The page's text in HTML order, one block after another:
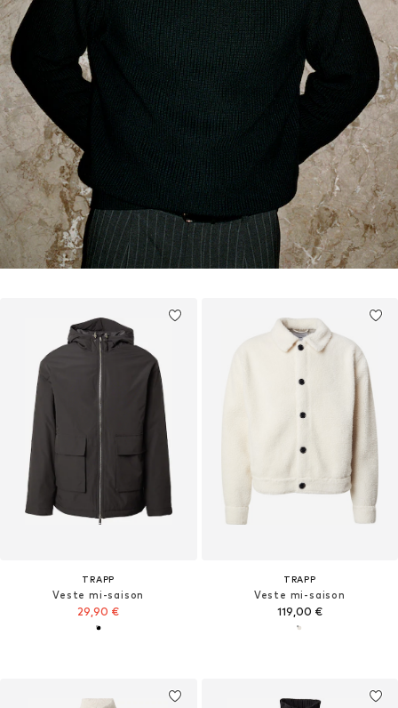
TRAPP
Veste mi-saison
29,90 €
TRAPP
Veste mi-saison
119,00 €